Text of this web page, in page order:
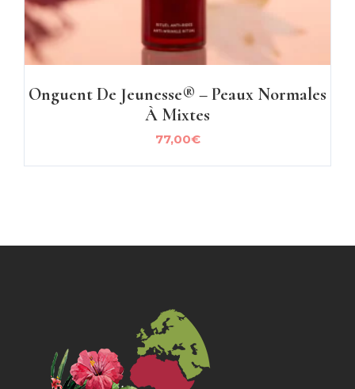
Onguent De Jeunesse® – Peaux Normales
À Mixtes
77,00€